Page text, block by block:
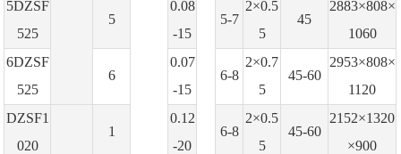
5DZSF
525
5
0.08
-15
5-7
2×0.5
5
45
2883×808×
1060
6DZSF
525
6
0.07
-15
6-8
2×0.7
5
45-60
2953×808×
1120
DZSF1
020
1
0.12
-20
6-8
2×0.5
5
45-60
2152×1320
×900